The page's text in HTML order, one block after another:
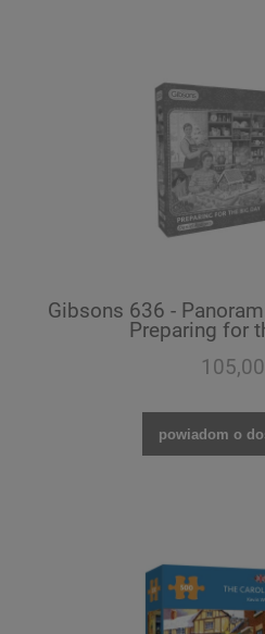
Gibsons 636 -
Preparing for
powiadom o